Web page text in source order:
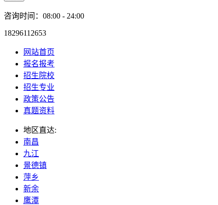
咨询时间：08:00 - 24:00
18296112653
网站首页
报名报考
招生院校
招生专业
政策公告
真题资料
地区直达:
南昌
九江
景德镇
萍乡
新余
鹰潭